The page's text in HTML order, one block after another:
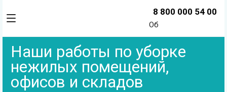
8 800 000 54 00
Об
Наши работы по уборке
нежилых помещений,
офисов и складов